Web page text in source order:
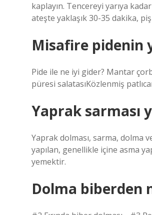
kaplayın. Tencereyi yarıya
ateşte yaklaşık 30-35 dakika,
Misafire pidenin
Pide ile ne iyi gider? Mantar
püresi salatasıKözlenmiş
Yaprak sarması
Yaprak dolması, sarma, dolma
yapılan, genellikle içine asma
yemektir.
Dolma biberden